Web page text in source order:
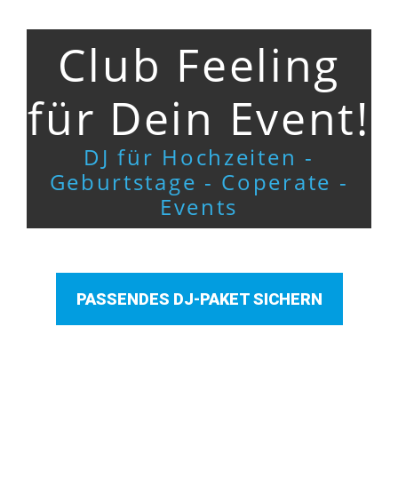
Club Feeling
für Dein Event!
DJ für Hochzeiten -
Geburtstage - Coperate -
Events
PASSENDES DJ-PAKET SICHERN